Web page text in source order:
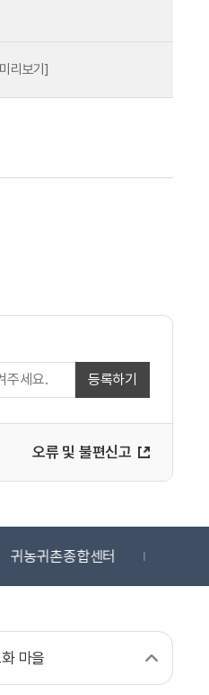
리보기]
등록하기
오류 및 불편신고
귀농귀촌종합센터
마을